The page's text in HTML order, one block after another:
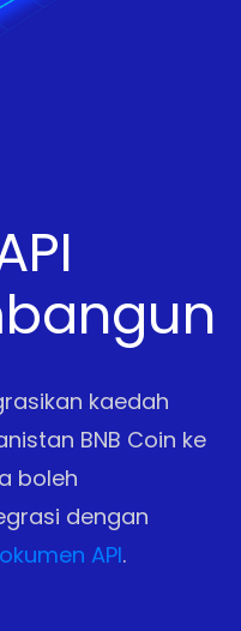
kaedah
BNB Coin ke
boleh
dengan
API.